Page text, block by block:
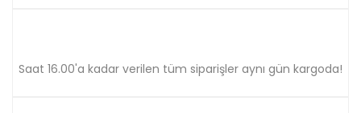
Saat 16.00'a kadar verilen tüm siparişler aynı gün kargoda!